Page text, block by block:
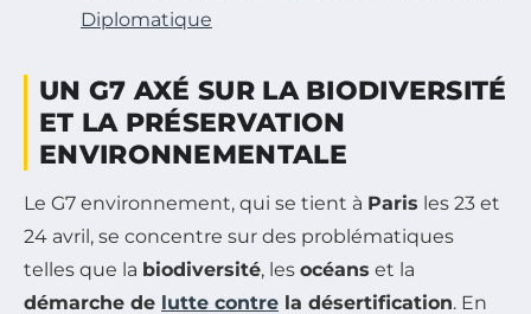
Diplomatique
UN G7 AXÉ SUR LA BIODIVERSITÉ
ET LA PRÉSERVATION
ENVIRONNEMENTALE
Le G7 environnement, qui se tient à Paris les 23 et
24 avril, se concentre sur des problématiques
telles que la biodiversité, les océans et la
démarche de lutte contre la désertification. En